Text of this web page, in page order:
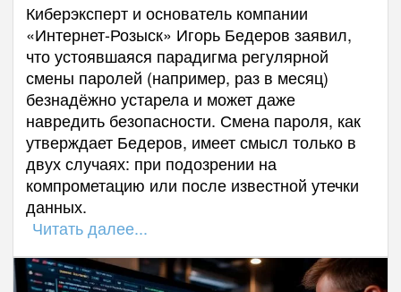
Киберэксперт и основатель компании
«Интернет-Розыск» Игорь Бедеров заявил,
что устоявшаяся парадигма регулярной
смены паролей (например, раз в месяц)
безнадёжно устарела и может даже
навредить безопасности. Смена пароля, как
утверждает Бедеров, имеет смысл только в
двух случаях: при подозрении на
компрометацию или после известной утечки
данных.
Читать далее...